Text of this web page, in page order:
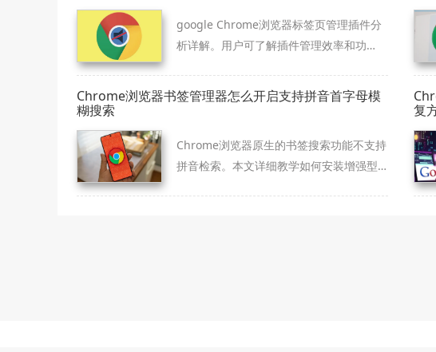
google Chrome浏览器标签页管理插件分
析详解。用户可了解插件管理效率和功
率。
Chrome浏览器书签管理器怎么开启支持拼音首字母模
糊搜索
Chrome浏览器原生的书签搜索功能不支持
拼音检索。本文详细教学如何安装增强型
复